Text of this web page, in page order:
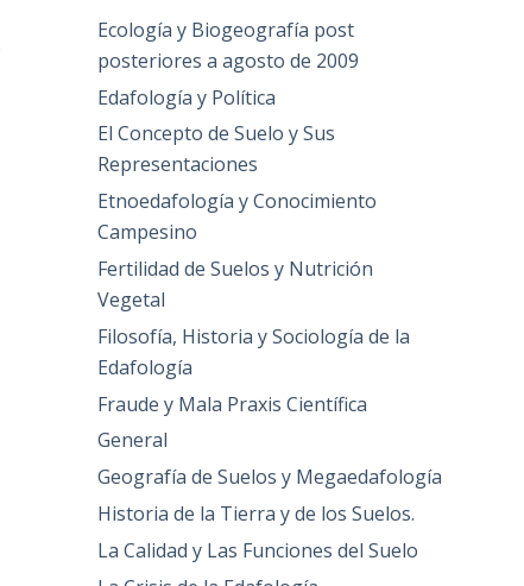
Ecología y Biogeografía post
posteriores a agosto de 2009
Edafología y Política
El Concepto de Suelo y Sus
Representaciones
Etnoedafología y Conocimiento
Campesino
Fertilidad de Suelos y Nutrición
Vegetal
Filosofía, Historia y Sociología de la
Edafología
Fraude y Mala Praxis Científica
General
Geografía de Suelos y Megaedafología
Historia de la Tierra y de los Suelos.
La Calidad y Las Funciones del Suelo